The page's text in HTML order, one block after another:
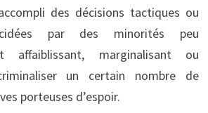
des décisions tactiques ou
par des minorités peu
affaiblissant, marginalisant ou
un certain nombre de
porteuses d’espoir.